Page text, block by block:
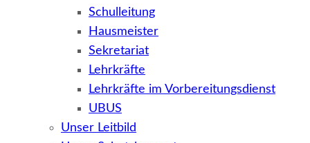
Schulleitung
Hausmeister
Sekretariat
Lehrkräfte
Lehrkräfte im Vorbereitungsdienst
UBUS
Unser Leitbild